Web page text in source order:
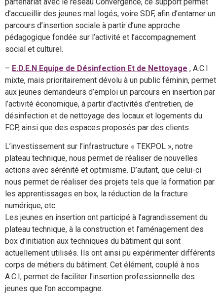
d’accueillir des jeunes mal logés, voire SDF, afin d’entamer un
parcours d’insertion sociale à partir d’une approche
pédagogique fondée sur l’activité et l’accompagnement
social et culturel.
– E.D.E.N Equipe de Désinfection Et de Nettoyage , A.C.I
mixte, mais prioritairement dévolu à un public féminin, permet
aux jeunes demandeurs d’emploi un parcours en insertion par
l’activité économique, à partir d’activités d’entretien, de
désinfection et de nettoyage des locaux et logements du
FCP, ainsi que des espaces proposés par des clients.
L’investissement sur l’infrastructure « TEKPOL », notre
plateau technique, nous permet de réaliser de nouvelles
actions avec sérénité et optimisme. D’autant, que celui-ci
nous permet de réaliser des projets tels que la formation par
les apprentissages en box, la réduction de la fracture
numérique, etc.
Les jeunes en insertion ont participé à l’agrandissement du
plateau technique, à la construction et l’aménagement des
box d’initiation aux techniques du bâtiment qui sont
actuellement utilisés. Ils ont ainsi pu expérimenter différents
corps de métiers du bâtiment. Cet élément, couplé à nos
A.C.I, permet de faciliter l’insertion professionnelle des
jeunes que l’on accompagne.